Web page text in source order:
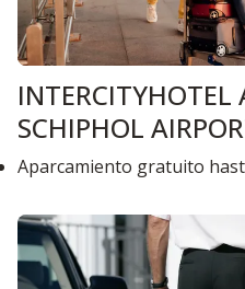
INTERCITYHOTEL
SCHIPHOL
Aparcamiento gratuito